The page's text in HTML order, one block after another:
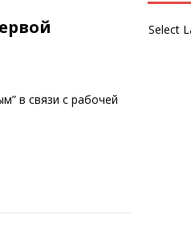
в связи с рабочей
Select